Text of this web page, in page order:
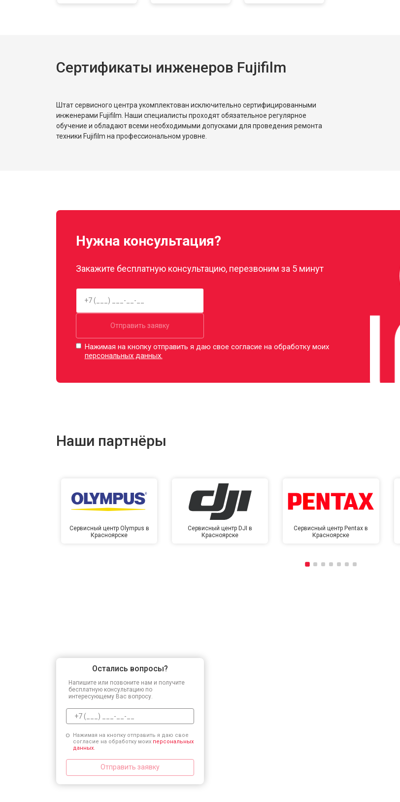
Сертификаты инженеров Fujifilm
Штат сервисного центра укомплектован исключительно сертифицированными
инженерами Fujifilm. Наши специалисты проходят обязательное регулярное
обучение и обладают всеми необходимыми допусками для проведения ремонта
техники Fujifilm на профессиональном уровне.
Нужна консультация?
Закажите бесплатную консультацию, перезвоним за 5 минут
Отправить заявку
Нажимая на кнопку отправить я даю свое согласие на обработку моих
персональных данных.
Наши партнёры
Сервисный центр Olympus в
Красноярске
Сервисный центр DJI в
Красноярске
Сервисный центр Pentax в
Красноярске
Остались вопросы?
Напишите или позвоните нам и получите
бесплатную консультацию по
интересующему Вас вопросу.
Нажимая на кнопку отправить я даю свое
согласие на обработку моих персональных
данных.
Отправить заявку